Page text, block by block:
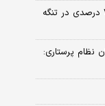
رویترز: ایران و عمان برای تعیین تعرفه ترانزیت ۳ تا ۷ درصدی در تنگه
نظام پرستاری: